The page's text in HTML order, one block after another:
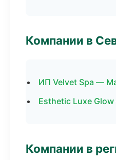
Компании в
ИП Velvet Spa —
Esthetic Luxe
Компании в